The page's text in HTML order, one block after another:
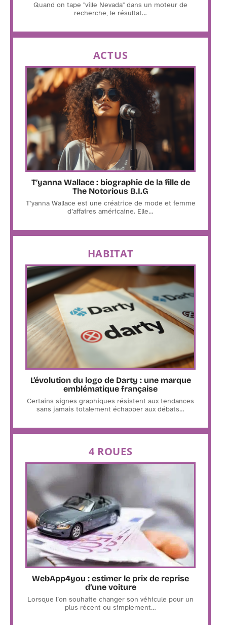
Quand on tape "ville Nevada" dans un moteur de
recherche, le résultat…
ACTUS
T’yanna Wallace : biographie de la fille de
The Notorious B.I.G
T’yanna Wallace est une créatrice de mode et femme
d’affaires américaine. Elle…
HABITAT
L’évolution du logo de Darty : une marque
emblématique française
Certains signes graphiques résistent aux tendances
sans jamais totalement échapper aux débats…
4 ROUES
WebApp4you : estimer le prix de reprise
d’une voiture
Lorsque l’on souhaite changer son véhicule pour un
plus récent ou simplement…